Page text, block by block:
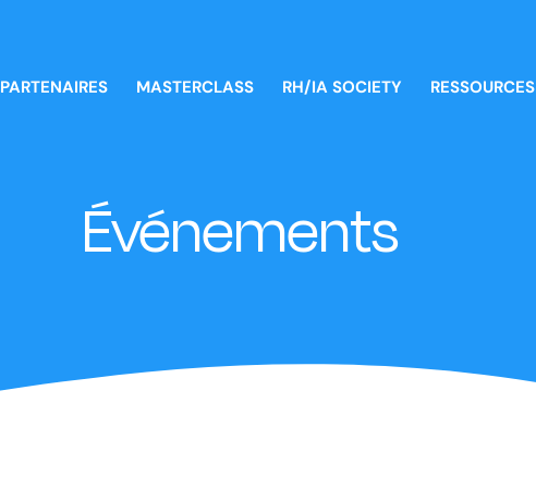
PARTENAIRES MASTERCLASS RH/IA SOCIETY
RESSOURCES
Événements